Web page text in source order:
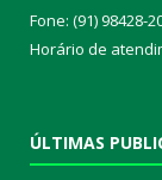
Fone: (91) 98428-
Horário de
ÚLTIMAS